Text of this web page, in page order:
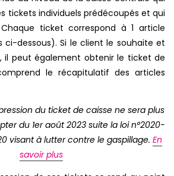
tickets individuels prédécoupés et qui
ticket correspond à 1 article
ci-dessous). Si le client le souhaite et
il peut également obtenir le ticket de
le récapitulatif des articles
du ticket de caisse ne sera plus
du 1er août 2023 suite la loi n°2020-
visant à lutter contre le gaspillage. En
savoir plus